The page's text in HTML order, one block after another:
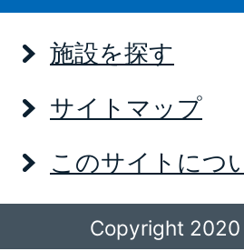
施設を探す
サイトマップ
このサイトにつ
Copyright 2020